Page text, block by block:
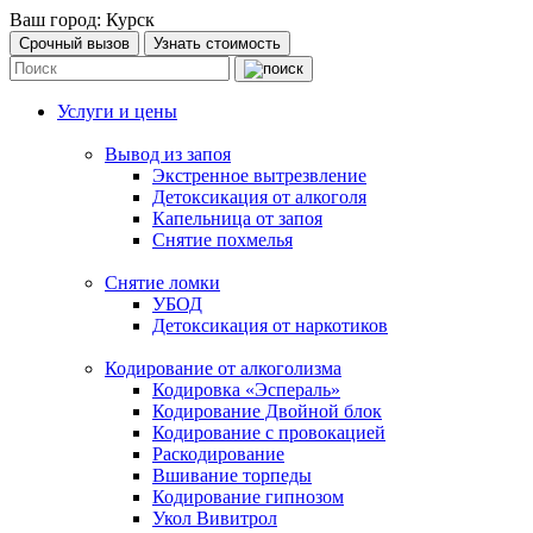
Ваш город: Курск
Срочный вызов Узнать стоимость
Услуги и цены
Вывод из запоя
Экстренное вытрезвление
Детоксикация от алкоголя
Капельница от запоя
Снятие похмелья
Снятие ломки
УБОД
Детоксикация от наркотиков
Кодирование от алкоголизма
Кодировка «Эспераль»
Кодирование Двойной блок
Кодирование с провокацией
Раскодирование
Вшивание торпеды
Кодирование гипнозом
Укол Вивитрол